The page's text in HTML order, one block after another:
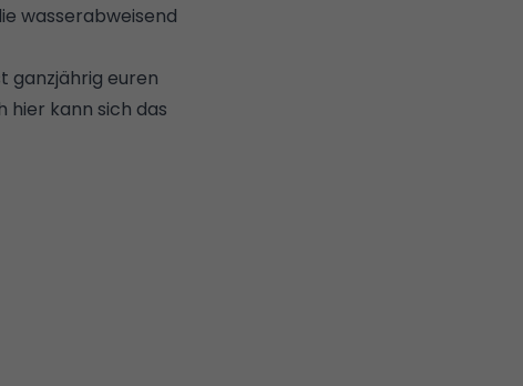
wasserabweisend
ganzjährig euren
hier kann sich das